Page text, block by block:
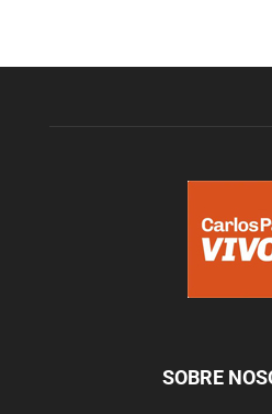
SOBRE